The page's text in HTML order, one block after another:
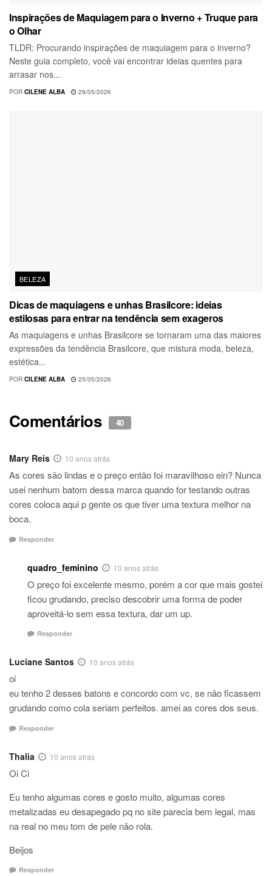
Inspirações de Maquiagem para o Inverno + Truque para
o Olhar
TLDR: Procurando inspirações de maquiagem para o inverno?
Neste guia completo, você vai encontrar ideias quentes para
arrasar nos...
POR CILENE ALBA 29/05/2026
BELEZA
Dicas de maquiagens e unhas Brasilcore: ideias
estilosas para entrar na tendência sem exageros
As maquiagens e unhas Brasilcore se tornaram uma das maiores
expressões da tendência Brasilcore, que mistura moda, beleza,
estética...
POR CILENE ALBA 25/05/2026
Comentários 40
Mary Reis 10 anos atrás
As cores são lindas e o preço então foi maravilhoso ein? Nunca
usei nenhum batom dessa marca quando for testando outras
cores coloca aqui p gente os que tiver uma textura melhor na
boca.
Responder
quadro_feminino 10 anos atrás
O preço foi excelente mesmo, porém a cor que mais gostei
ficou grudando, preciso descobrir uma forma de poder
aproveitá-lo sem essa textura, dar um up.
Responder
Luciane Santos 10 anos atrás
oi
eu tenho 2 desses batons e concordo com vc, se não ficassem
grudando como cola seriam perfeitos. amei as cores dos seus.
Responder
Thalia 10 anos atrás
Oi Ci
Eu tenho algumas cores e gosto muito, algumas cores
metalizadas eu desapegado pq no site parecia bem legal, mas
na real no meu tom de pele não rola.
Beijos
Responder